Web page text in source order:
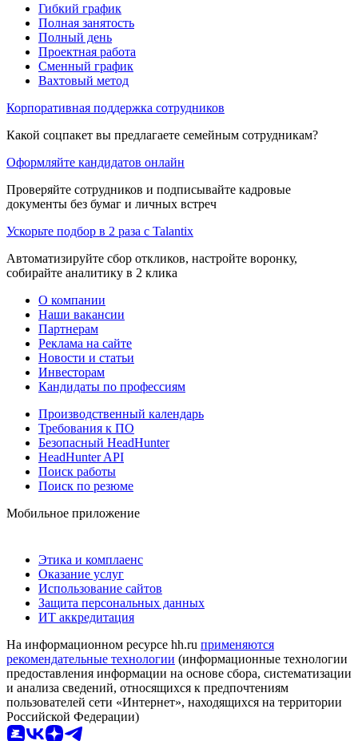
Гибкий график
Полная занятость
Полный день
Проектная работа
Сменный график
Вахтовый метод
Корпоративная поддержка сотрудников
Какой соцпакет вы предлагаете семейным сотрудникам?
Оформляйте кандидатов онлайн
Проверяйте сотрудников и подписывайте кадровые
документы без бумаг и личных встреч
Ускорьте подбор в 2 раза с Talantix
Автоматизируйте сбор откликов, настройте воронку,
собирайте аналитику в 2 клика
О компании
Наши вакансии
Партнерам
Реклама на сайте
Новости и статьи
Инвесторам
Кандидаты по профессиям
Производственный календарь
Требования к ПО
Безопасный HeadHunter
HeadHunter API
Поиск работы
Поиск по резюме
Мобильное приложение
Этика и комплаенс
Оказание услуг
Использование сайтов
Защита персональных данных
ИТ аккредитация
На информационном ресурсе hh.ru применяются
рекомендательные технологии (информационные технологии
предоставления информации на основе сбора, систематизации
и анализа сведений, относящихся к предпочтениям
пользователей сети «Интернет», находящихся на территории
Российской Федерации)